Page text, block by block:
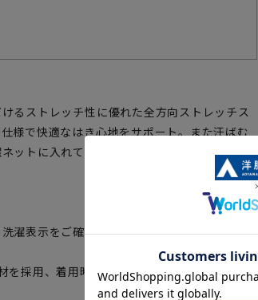
るストレッチ性に優れた全方向ストレッチス
様で快適なはき心地をサポート。また汗ばむ
ットに入れて洗濯機で洗濯可能です。
濯表示をご確認ください。
を採用、着用時の美しいシルエットと窮屈感の